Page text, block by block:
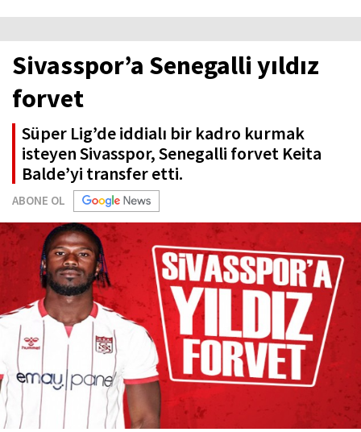
Sivasspor’a Senegalli yıldız
forvet
Süper Lig’de iddialı bir kadro kurmak
isteyen Sivasspor, Senegalli forvet Keita
Balde’yi transfer etti.
ABONE OL